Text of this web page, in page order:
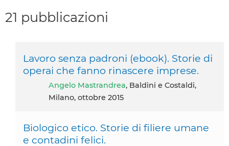
21 pubblicazioni
Lavoro senza padroni (ebook). Storie di
operai che fanno rinascere imprese.
Angelo Mastrandrea, Baldini e Costaldi,
Milano, ottobre 2015
Biologico etico. Storie di filiere umane
e contadini felici.